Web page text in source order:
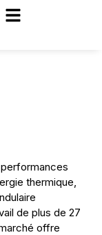
thermique,
de plus de 27
offre